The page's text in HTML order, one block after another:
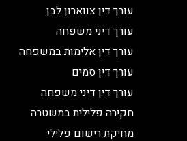
עורך דין צווארון לבן
עורך דיני משפחה
עורך דין אלימות במשפחה
עורך דין סמים
עורך דין דיני משפחה
חקירה פלילית במשטרה
מחיקת רישום פלילי